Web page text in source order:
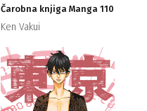
Čarobna knjiga Manga 110
Ken Vakui